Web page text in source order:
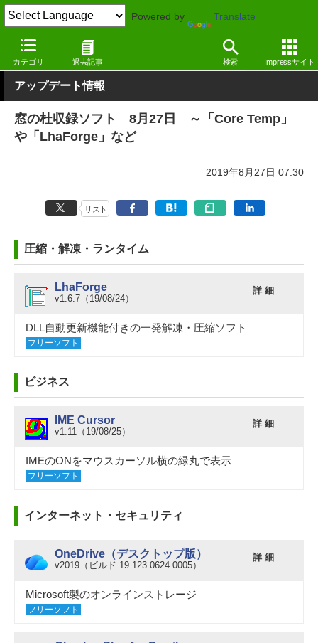
Powered by Translate
カテゴリ 過去記事 検索 Impressサイト
窓の杜 その他の話題 アップデート
アップデート情報
窓の杜収録ソフト 8月27日 ～「Core Temp」
や「LhaForge」など
2019年8月27日 07:30
リスト
圧縮・解凍・ランタイム
LhaForge
v1.6.7（19/08/24）
詳 細
DLL自動更新機能付きの一発解凍・圧縮ソフト
フリーソフト
ビジネス
IME Cursor
v1.11（19/08/25）
詳 細
IMEのONをマウスカーソル横の緑丸で表示
フリーソフト
インターネット・セキュリティ
OneDrive（デスクトップ版）
v2019（ビルド 19.123.0624.0005）
詳 細
Microsoft製のオンラインストレージ
フリーソフト